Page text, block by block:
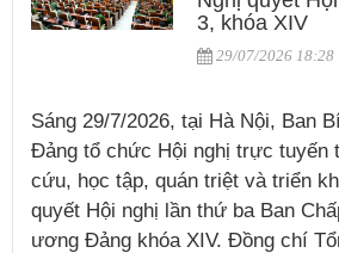
3, khóa XIV
29/07/2026 18:28
Sáng 29/7/2026, tại Hà Nội, Ban
Đảng tổ chức Hội nghị trực tuyến
cứu, học tập, quán triệt và triển
quyết Hội nghị lần thứ ba Ban
ương Đảng khóa XIV. Đồng chí